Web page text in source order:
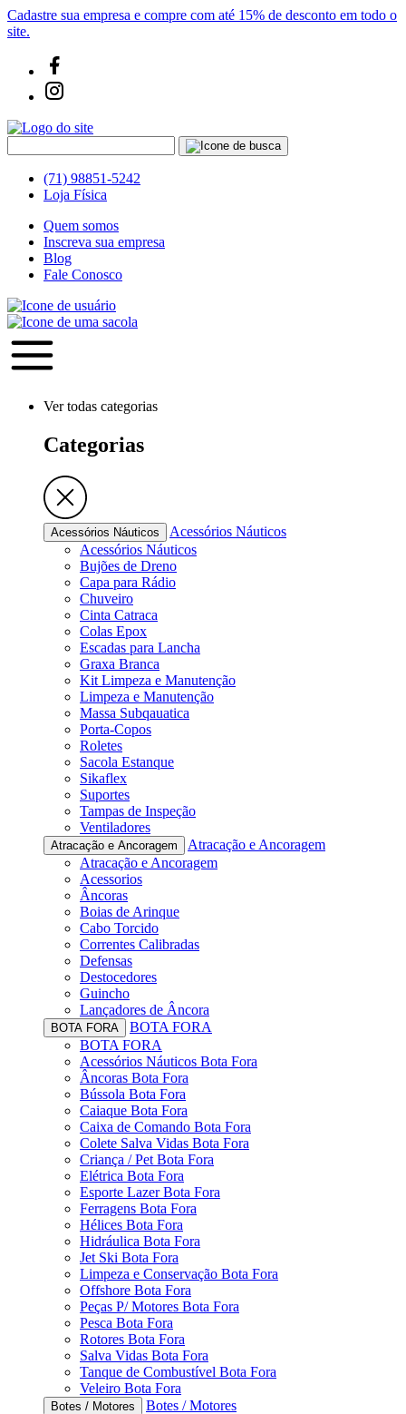
Cadastre sua empresa e compre com até 15% de desconto em todo o
site.
(71) 98851-5242
Loja Física
Quem somos
Inscreva sua empresa
Blog
Fale Conosco
Ver todas categorias
Categorias
Acessórios Náuticos
Acessórios Náuticos
Acessórios Náuticos
Bujões de Dreno
Capa para Rádio
Chuveiro
Cinta Catraca
Colas Epox
Escadas para Lancha
Graxa Branca
Kit Limpeza e Manutenção
Limpeza e Manutenção
Massa Subqauatica
Porta-Copos
Roletes
Sacola Estanque
Sikaflex
Suportes
Tampas de Inspeção
Ventiladores
Atracação e Ancoragem
Atracação e Ancoragem
Atracação e Ancoragem
Acessorios
Âncoras
Boias de Arinque
Cabo Torcido
Correntes Calibradas
Defensas
Destocedores
Guincho
Lançadores de Âncora
BOTA FORA
BOTA FORA
BOTA FORA
Acessórios Náuticos Bota Fora
Âncoras Bota Fora
Bússola Bota Fora
Caiaque Bota Fora
Caixa de Comando Bota Fora
Colete Salva Vidas Bota Fora
Criança / Pet Bota Fora
Elétrica Bota Fora
Esporte Lazer Bota Fora
Ferragens Bota Fora
Hélices Bota Fora
Hidráulica Bota Fora
Jet Ski Bota Fora
Limpeza e Conservação Bota Fora
Offshore Bota Fora
Peças P/ Motores Bota Fora
Pesca Bota Fora
Rotores Bota Fora
Salva Vidas Bota Fora
Tanque de Combustível Bota Fora
Veleiro Bota Fora
Botes / Motores
Botes / Motores